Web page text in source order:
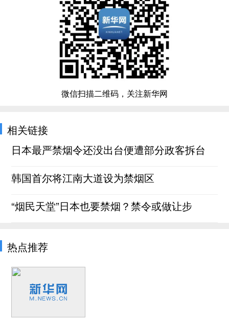
微信扫描二维码，关注新华网
相关链接
日本最严禁烟令还没出台便遭部分政客拆台
韩国首尔将江南大道设为禁烟区
“烟民天堂”日本也要禁烟？禁令或做让步
热点推荐